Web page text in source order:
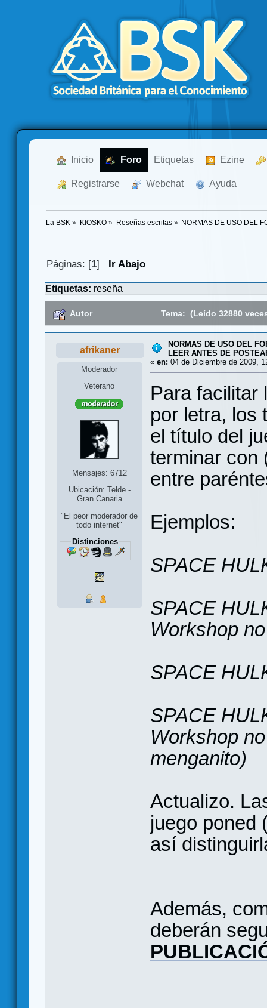
Inicio Foro Etiquetas Ezine
Registrarse Webchat Ayuda
La BSK » KIOSKO» Reseñas escritas» NORMAS DE USO DEL
Páginas: [1] Ir Abajo
Etiquetas: reseña
Autor Tema: (Leído 32880
afrikaner
Moderador
Veterano
Mensajes: 6712
Ubicación: Telde -
Gran Canaria
"El peor moderador de
todo internet"
Distinciones
NORMAS DE USO DEL
LEER ANTES DE
« en: 04 de Diciembre de 2009,
Para facilitar
por letra, los
el título del
terminar con
entre
Ejemplos:
SPACE
SPACE
Workshop
SPACE
SPACE
Workshop
menganito)
Actualizo.
juego poned
así
Además,
deberán